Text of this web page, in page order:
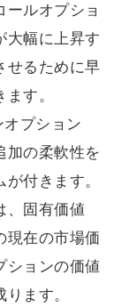
ルオプショ
大幅に上昇す
せるために早
す。
プション
加の柔軟性を
付きます。
、固有価値
現在の市場価
ションの価値
ます。